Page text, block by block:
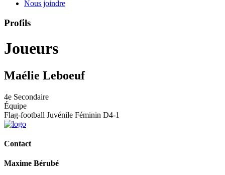
Nous joindre
Profils
Joueurs
Maélie Leboeuf
4e Secondaire
Équipe
Flag-football Juvénile Féminin D4-1
Contact
Maxime Bérubé